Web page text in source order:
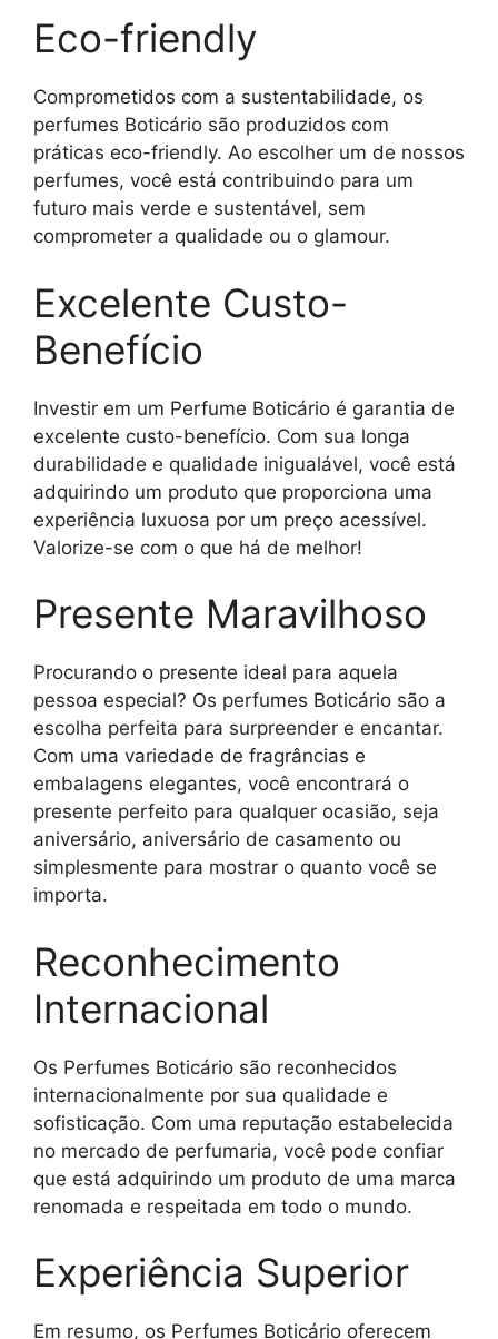
Eco-friendly
Comprometidos com a sustentabilidade, os
perfumes Boticário são produzidos com
práticas eco-friendly. Ao escolher um de nossos
perfumes, você está contribuindo para um
futuro mais verde e sustentável, sem
comprometer a qualidade ou o glamour.
Excelente Custo-
Benefício
Investir em um Perfume Boticário é garantia de
excelente custo-benefício. Com sua longa
durabilidade e qualidade inigualável, você está
adquirindo um produto que proporciona uma
experiência luxuosa por um preço acessível.
Valorize-se com o que há de melhor!
Presente Maravilhoso
Procurando o presente ideal para aquela
pessoa especial? Os perfumes Boticário são a
escolha perfeita para surpreender e encantar.
Com uma variedade de fragrâncias e
embalagens elegantes, você encontrará o
presente perfeito para qualquer ocasião, seja
aniversário, aniversário de casamento ou
simplesmente para mostrar o quanto você se
importa.
Reconhecimento
Internacional
Os Perfumes Boticário são reconhecidos
internacionalmente por sua qualidade e
sofisticação. Com uma reputação estabelecida
no mercado de perfumaria, você pode confiar
que está adquirindo um produto de uma marca
renomada e respeitada em todo o mundo.
Experiência Superior
Em resumo, os Perfumes Boticário oferecem